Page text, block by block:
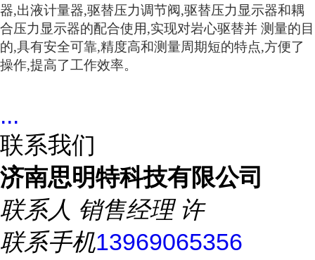
器,出液计量器,驱替压力调节阀,驱替压力显示器和耦
合压力显示器的配合使用,实现对岩心驱替并 测量的目
的,具有安全可靠,精度高和测量周期短的特点,方便了
操作,提高了工作效率。
...
联系我们
济南思明特科技有限公司
联系人 销售经理 许
联系手机13969065356